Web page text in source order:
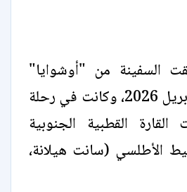
السفينة من "أوشوايا"
بالأرجنتين في 1 أبريل 2026، وكانت في رحلة
القطبية الجنوبية
الأطلسي (سانت هيلانة،